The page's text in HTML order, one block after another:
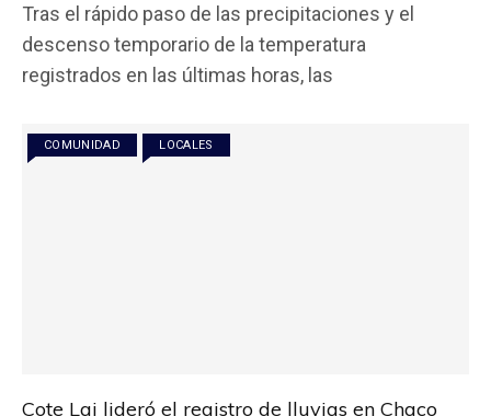
ce
b
o
k
tt
er
at
s
p
p
ail m
p
Tras el rápido paso de las precipitaciones y el
descenso temporario de la temperatura
registrados en las últimas horas, las
COMUNIDAD LOCALES
Cote Lai lideró el registro de lluvias en Chaco